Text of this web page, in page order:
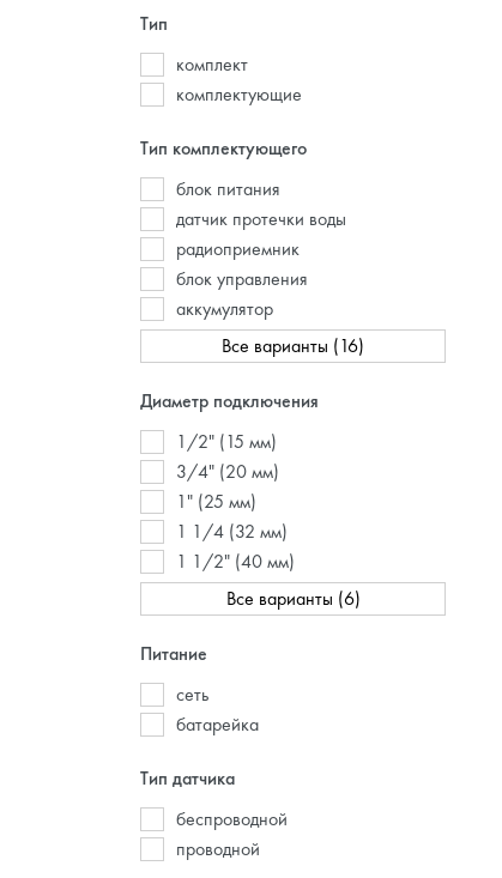
Тип
комплект
комплектующие
Тип комплектующего
блок питания
датчик протечки воды
радиоприемник
блок управления
аккумулятор
Все варианты (16)
Диаметр подключения
1/2" (15 мм)
3/4" (20 мм)
1" (25 мм)
1 1/4 (32 мм)
1 1/2" (40 мм)
Все варианты (6)
Питание
сеть
батарейка
Тип датчика
беспроводной
проводной